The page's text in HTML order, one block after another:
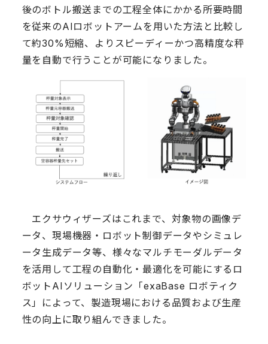
後のボトル搬送までの工程全体にかかる所要時間
を従来のAIロボットアームを用いた方法と比較し
て約30%短縮、よりスピーディーかつ高精度な秤
量を自動で行うことが可能になりました。
エクサウィザーズはこれまで、対象物の画像デ
ータ、現場機器・ロボット制御データやシミュレ
ータ生成データ等、様々なマルチモーダルデータ
を活用して工程の自動化・最適化を可能にするロ
ボットAIソリューション「exaBase ロボティク
ス」によって、製造現場における品質および生産
性の向上に取り組んできました。